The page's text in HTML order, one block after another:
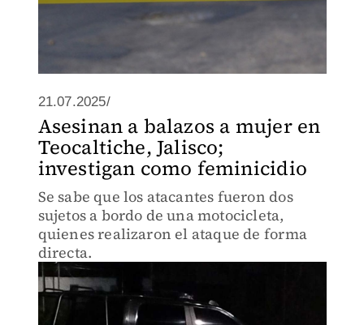
21.07.2025/
Asesinan a balazos a mujer en
Teocaltiche, Jalisco;
investigan como feminicidio
Se sabe que los atacantes fueron dos
sujetos a bordo de una motocicleta,
quienes realizaron el ataque de forma
directa.